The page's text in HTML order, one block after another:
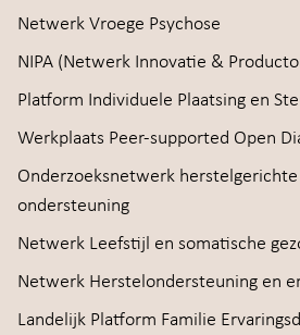
Netwerk Vroege Psychose
NIPA (Netwerk Innovatie &
Platform Individuele Plaatsing en
Werkplaats Peer-supported Open
Onderzoeksnetwerk herstelgerichte
ondersteuning
Netwerk Leefstijl en somatische
Netwerk Herstelondersteuning en
Landelijk Platform Familie